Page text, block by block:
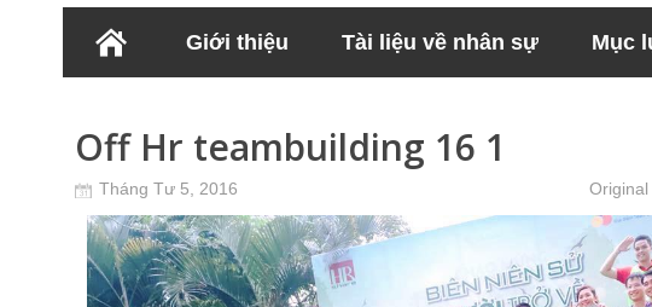
Giới thiệu Tài liệu về nhân sự Mục
Off Hr teambuilding 16 1
Tháng Tư 5, 2016